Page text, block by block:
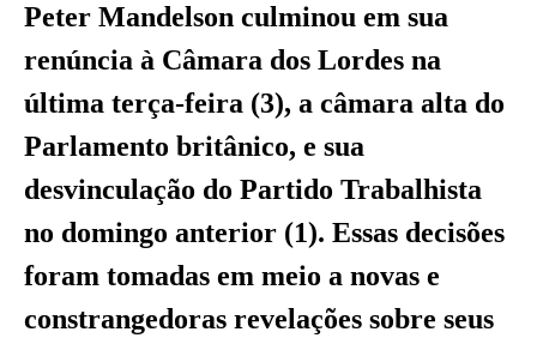
Peter Mandelson culminou em sua
renúncia à Câmara dos Lordes na
última terça-feira (3), a câmara alta do
Parlamento britânico, e sua
desvinculação do Partido Trabalhista
no domingo anterior (1). Essas decisões
foram tomadas em meio a novas e
constrangedoras revelações sobre seus